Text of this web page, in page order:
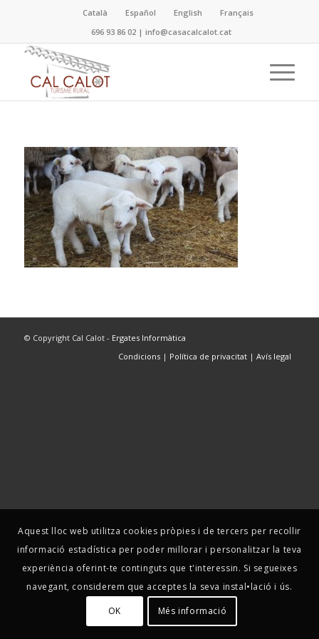
Català Español English
Français
696 93 86 02 |info@casacalcalot.cat
© Copyright Cal Calot - Ergates Informàtica
Condicions | Política de privacitat |Avís legal
Aquest lloc web utilitza cookies pròpies i de tercers per recollir
informació estadística per poder millorar i personalitzar la teva
experiència oferint-te continguts que t'interessin. Si segueixes
navegant, considerem que acceptes la seva instal•lació i ús.
OK Més informació